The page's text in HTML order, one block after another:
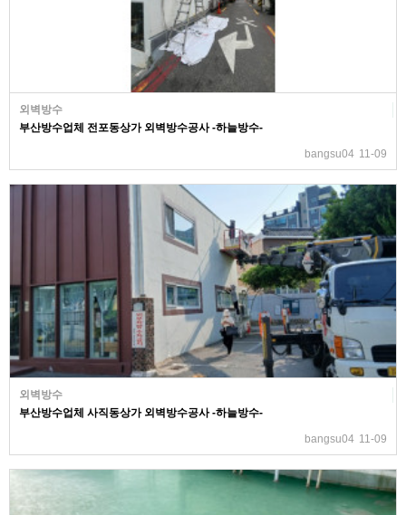
외벽방수
부산방수업체 전포동상가 외벽방수공사 -하늘방수-
bangsu04 11-09
외벽방수
부산방수업체 사직동상가 외벽방수공사 -하늘방수-
bangsu04 11-09